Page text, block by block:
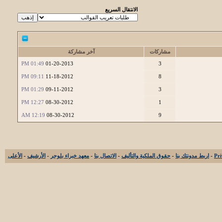
الانتقال السريع
مشاركات
آخر مشاركة
3
01-20-2013
01:49 PM
8
11-18-2012
09:11 PM
3
09-11-2012
01:29 PM
1
08-30-2012
12:27 PM
9
08-30-2012
12:19 AM
- اربط مدونتك بنا - حقوق الملكية والتأليف - الاتصال بنا - معهد خبراء بلوجر - الأرشيف - الأعلى